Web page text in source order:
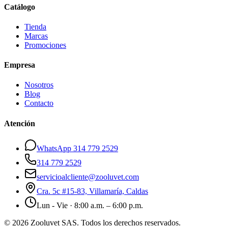
Catálogo
Tienda
Marcas
Promociones
Empresa
Nosotros
Blog
Contacto
Atención
WhatsApp 314 779 2529
314 779 2529
servicioalcliente@zooluvet.com
Cra. 5c #15-83, Villamaría, Caldas
Lun - Vie · 8:00 a.m. – 6:00 p.m.
© 2026 Zooluvet SAS. Todos los derechos reservados.